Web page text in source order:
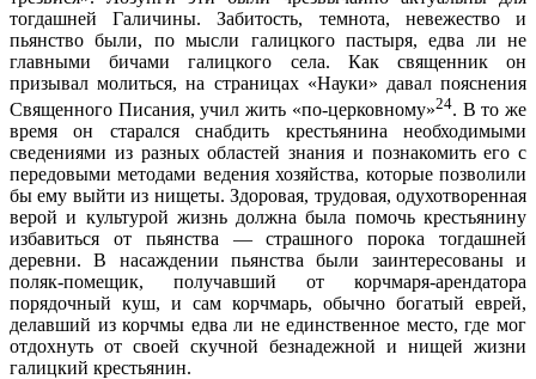
тогдашней Галичины. Забитость, темнота, невежество и
пьянство были, по мысли галицкого пастыря, едва ли не
главными бичами галицкого села. Как священник он
призывал молиться, на страницах «Науки» давал пояснения
Священного Писания, учил жить «по-церковному»24. В то же
время он старался снабдить крестьянина необходимыми
сведениями из разных областей знания и познакомить его с
передовыми методами ведения хозяйства, которые позволили
бы ему выйти из нищеты. Здоровая, трудовая, одухотворенная
верой и культурой жизнь должна была помочь крестьянину
избавиться от пьянства — страшного порока тогдашней
деревни. В насаждении пьянства были заинтересованы и
поляк-помещик, получавший от корчмаря-арендатора
порядочный куш, и сам корчмарь, обычно богатый еврей,
делавший из корчмы едва ли не единственное место, где мог
отдохнуть от своей скучной безнадежной и нищей жизни
галицкий крестьянин.